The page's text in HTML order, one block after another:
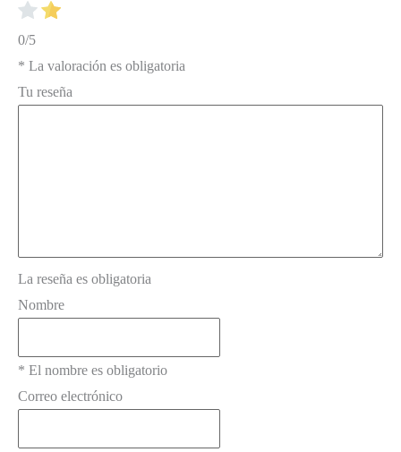
0/5
* La valoración es obligatoria
Tu reseña
La reseña es obligatoria
Nombre
* El nombre es obligatorio
Correo electrónico